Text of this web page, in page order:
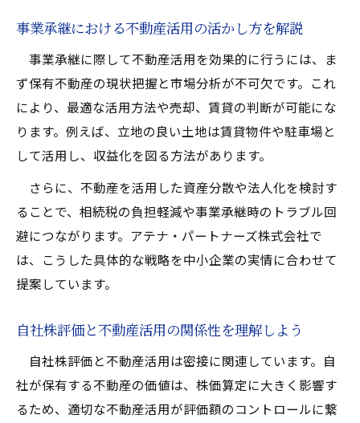
事業承継における不動産活用の活かし方を解説
事業承継に際して不動産活用を効果的に行うには、ま
ず保有不動産の現状把握と市場分析が不可欠です。これ
により、最適な活用方法や売却、賃貸の判断が可能にな
ります。例えば、立地の良い土地は賃貸物件や駐車場と
して活用し、収益化を図る方法があります。
さらに、不動産を活用した資産分散や法人化を検討す
ることで、相続税の負担軽減や事業承継時のトラブル回
避につながります。アテナ・パートナーズ株式会社で
は、こうした具体的な戦略を中小企業の実情に合わせて
提案しています。
自社株評価と不動産活用の関係性を理解しよう
自社株評価と不動産活用は密接に関連しています。自
社が保有する不動産の価値は、株価算定に大きく影響す
るため、適切な不動産活用が評価額のコントロールに繋